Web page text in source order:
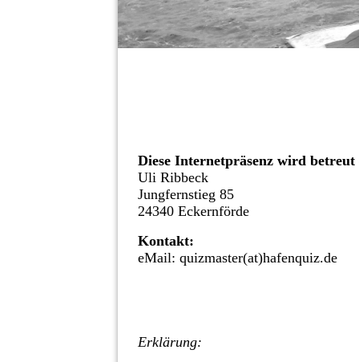
Diese Internetpräsenz wird betreut
Uli Ribbeck
Jungfernstieg 85
24340 Eckernförde
Kontakt:
eMail: quizmaster(at)hafenquiz.de
Erklärung: